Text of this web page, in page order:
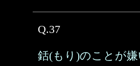
Q.37
銛(もり)のことが